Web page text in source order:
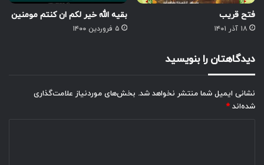
فتح قریب
۱۸ آذر ۱۴۰۱
بقیه الله خیر لکم ان کنتم مومنین
۵ فروردین ۱۴۰۰
دیدگاهتان را بنویسید
نشانی ایمیل شما منتشر نخواهد شد. بخش‌های موردنیاز علامت‌گذاری
شده‌اند *